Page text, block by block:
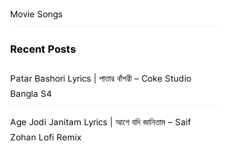
Movie Songs
Recent Posts
Patar Bashori Lyrics | পাতার বাঁশরী – Coke Studio
Bangla S4
Age Jodi Janitam Lyrics | আগে যদি জানিতাম – Saif
Zohan Lofi Remix